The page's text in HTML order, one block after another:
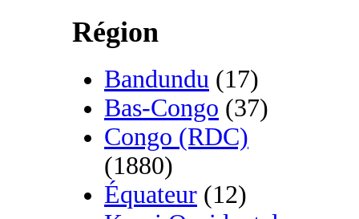
Région
Bandundu (17)
Bas-Congo (37)
Congo (RDC)
(1880)
Équateur (12)